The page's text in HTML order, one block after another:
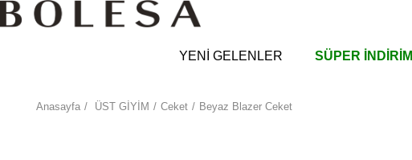
YENİ GELENLER SÜPER İNDİRİM
Anasayfa ÜST GİYİM Ceket Beyaz Blazer Ceket